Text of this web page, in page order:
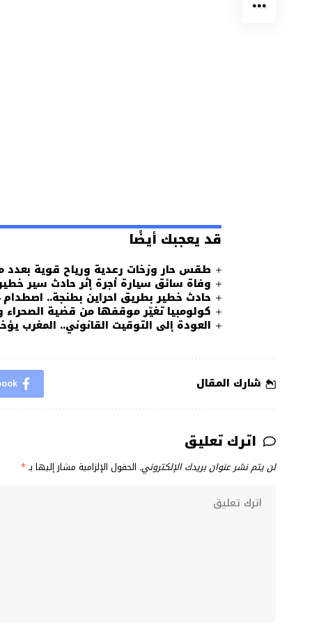
قد يعجبك أيضًا
طقس حار وزخات رعدية ورياح قوية بعدد
وفاة سائق سيارة أجرة إثر حادث سير
حادث خطير بطريق احراين بطنجة.. اصطدام 4 سيارات وسائق طاكسي في حالة حرجة
كولومبيا تغيّر موقفها من قضية الصحراء
العودة إلى التوقيت القانوني.. المغرب يؤخر الساعة بـ60
شارك المقال
اترك تعليق
لن يتم نشر عنوان بريدك الإلكتروني. الحقول الإلزامية مشار إليها بـ*